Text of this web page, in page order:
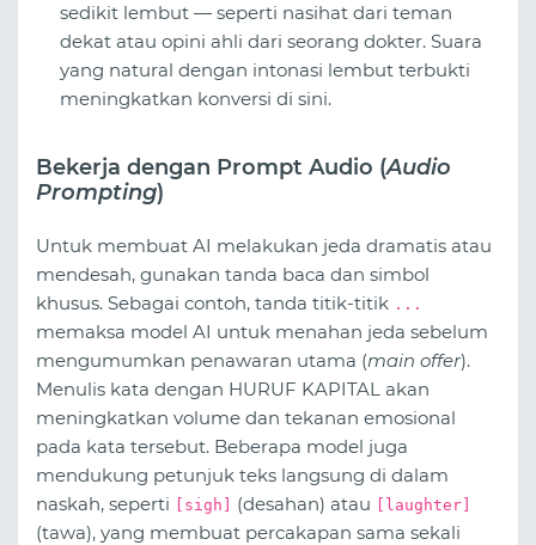
sedikit lembut — seperti nasihat dari teman
dekat atau opini ahli dari seorang dokter. Suara
yang natural dengan intonasi lembut terbukti
meningkatkan konversi di sini.
Bekerja dengan Prompt Audio (Audio
Prompting)
Untuk membuat AI melakukan jeda dramatis atau
mendesah, gunakan tanda baca dan simbol
khusus. Sebagai contoh, tanda titik-titik ...
memaksa model AI untuk menahan jeda sebelum
mengumumkan penawaran utama (main offer).
Menulis kata dengan HURUF KAPITAL akan
meningkatkan volume dan tekanan emosional
pada kata tersebut. Beberapa model juga
mendukung petunjuk teks langsung di dalam
naskah, seperti [sigh] (desahan) atau [laughter]
(tawa), yang membuat percakapan sama sekali